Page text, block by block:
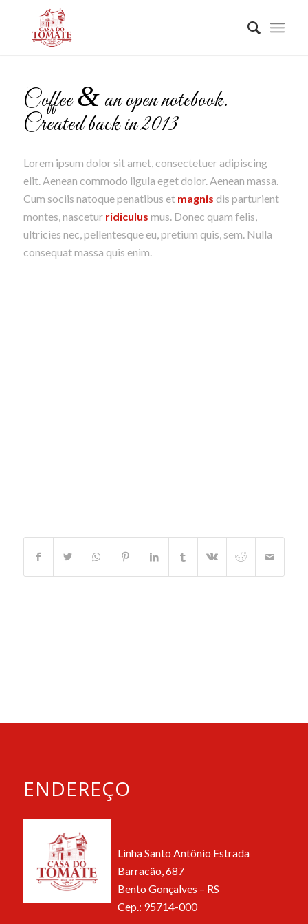
Coffee&an open notebook.
Created back in 2013
Lorem ipsum dolor sit amet, consectetuer adipiscing
elit. Aenean commodo ligula eget dolor. Aenean massa.
Cum sociis natoque penatibus et magnis dis parturient
montes, nascetur ridiculus mus. Donec quam felis,
ultricies nec, pellentesque eu, pretium quis, sem. Nulla
consequat massa quis enim.
ENDEREÇO
Linha Santo Antônio Estrada
Barracão, 687
Bento Gonçalves – RS
Cep.: 95714-000